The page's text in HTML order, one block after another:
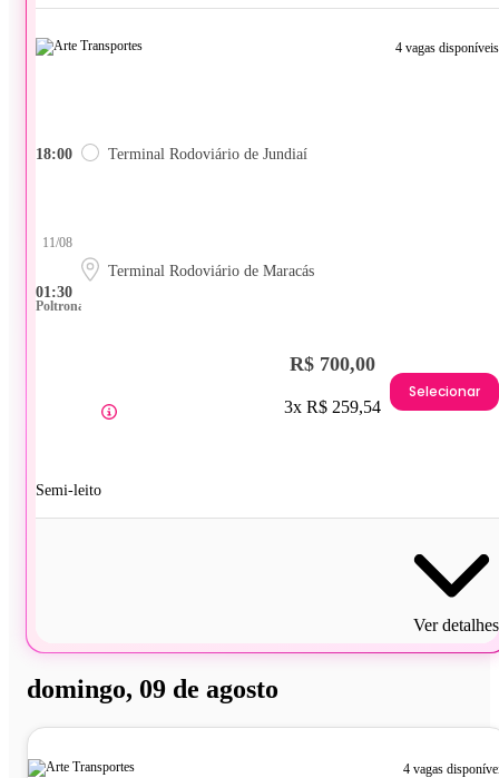
4 vagas disponíveis
18:00 Terminal Rodoviário de Jundiaí
01:30
11/08
Terminal Rodoviário de Maracás
Poltrona
Semi-leito
R$ 700,00
3x R$ 259,54
Selecionar
Ver detalhes
domingo, 09 de agosto
4 vagas